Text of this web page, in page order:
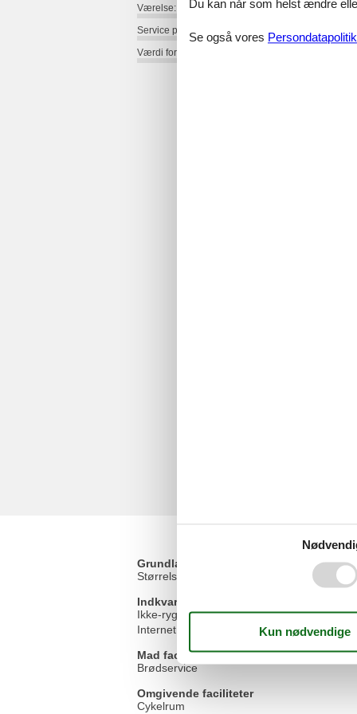
Værelse:
Service på stedet:
Værdi for pengene:
Grundlæggende faciliteter
Størrelse
Indkvartering Faciliteter
Ikke-ryger hus
Internet i det offentlige område
Mad faciliteter
Brødservice
Omgivende faciliteter
Cykelrum
Du kan når som helst ændre
Se også vores Persondatapolitik